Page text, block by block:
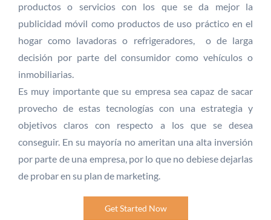
productos o servicios con los que se da mejor la
publicidad móvil como productos de uso práctico en el
hogar como lavadoras o refrigeradores, o de larga
decisión por parte del consumidor como vehículos o
inmobiliarias.
Es muy importante que su empresa sea capaz de sacar
provecho de estas tecnologías con una estrategia y
objetivos claros con respecto a los que se desea
conseguir. En su mayoría no ameritan una alta inversión
por parte de una empresa, por lo que no debiese dejarlas
de probar en su plan de marketing.
Get Started Now